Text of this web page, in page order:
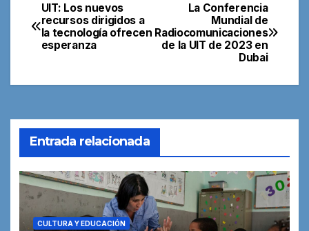
Navegación
de
La Conferencia
Mundial de
Radiocomunicaciones
de la UIT de 2023 en
Dubai
UIT: Los nuevos
recursos dirigidos a
la tecnología ofrecen
esperanza
Entrada relacionada
CULTURA Y EDUCACIÓN